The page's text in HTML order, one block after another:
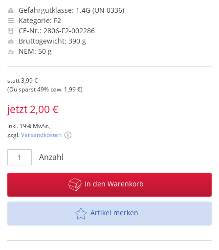
Gefahrgutklasse: 1.4G (UN 0336)
Kategorie: F2
CE-Nr.: 2806-F2-002286
Bruttogewicht: 390 g
NEM: 50 g
statt 3,99 €
(Du sparst 49% bzw. 1,99 €)
jetzt 2,00 €
inkl. 19% MwSt.,
zzgl.Versandkosten
Anzahl
In den Warenkorb
Artikel merken